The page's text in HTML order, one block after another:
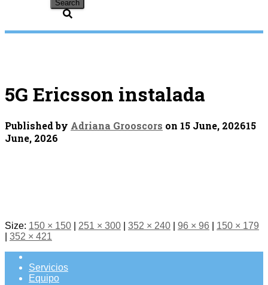
5G Ericsson instalada
Published by Adriana Grooscors on 15 June, 202615
June, 2026
Size: 150 × 150 251 × 300 352 × 240 96 × 96
150 × 179
352 × 421
Servicios
Equipo